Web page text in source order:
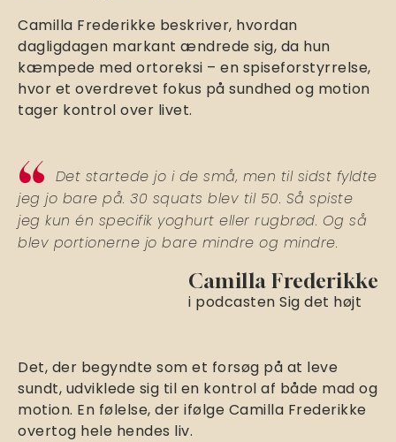
Camilla Frederikke beskriver, hvordan
dagligdagen markant ændrede sig, da hun
kæmpede med ortoreksi – en spiseforstyrrelse,
hvor et overdrevet fokus på sundhed og motion
tager kontrol over livet.
Det startede jo i de små, men til sidst fyldte
jeg jo bare på. 30 squats blev til 50. Så spiste
jeg kun én specifik yoghurt eller rugbrød. Og så
blev portionerne jo bare mindre og mindre.
Camilla Frederikke
i podcasten Sig det højt
Det, der begyndte som et forsøg på at leve
sundt, udviklede sig til en kontrol af både mad og
motion. En følelse, der ifølge Camilla Frederikke
overtog hele hendes liv.